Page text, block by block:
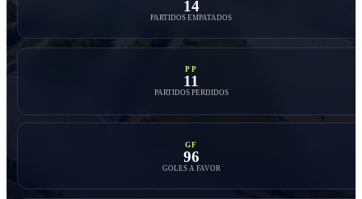
14
PARTIDOS EMPATADOS
PP
11
PARTIDOS PERDIDOS
GF
96
GOLES A FAVOR